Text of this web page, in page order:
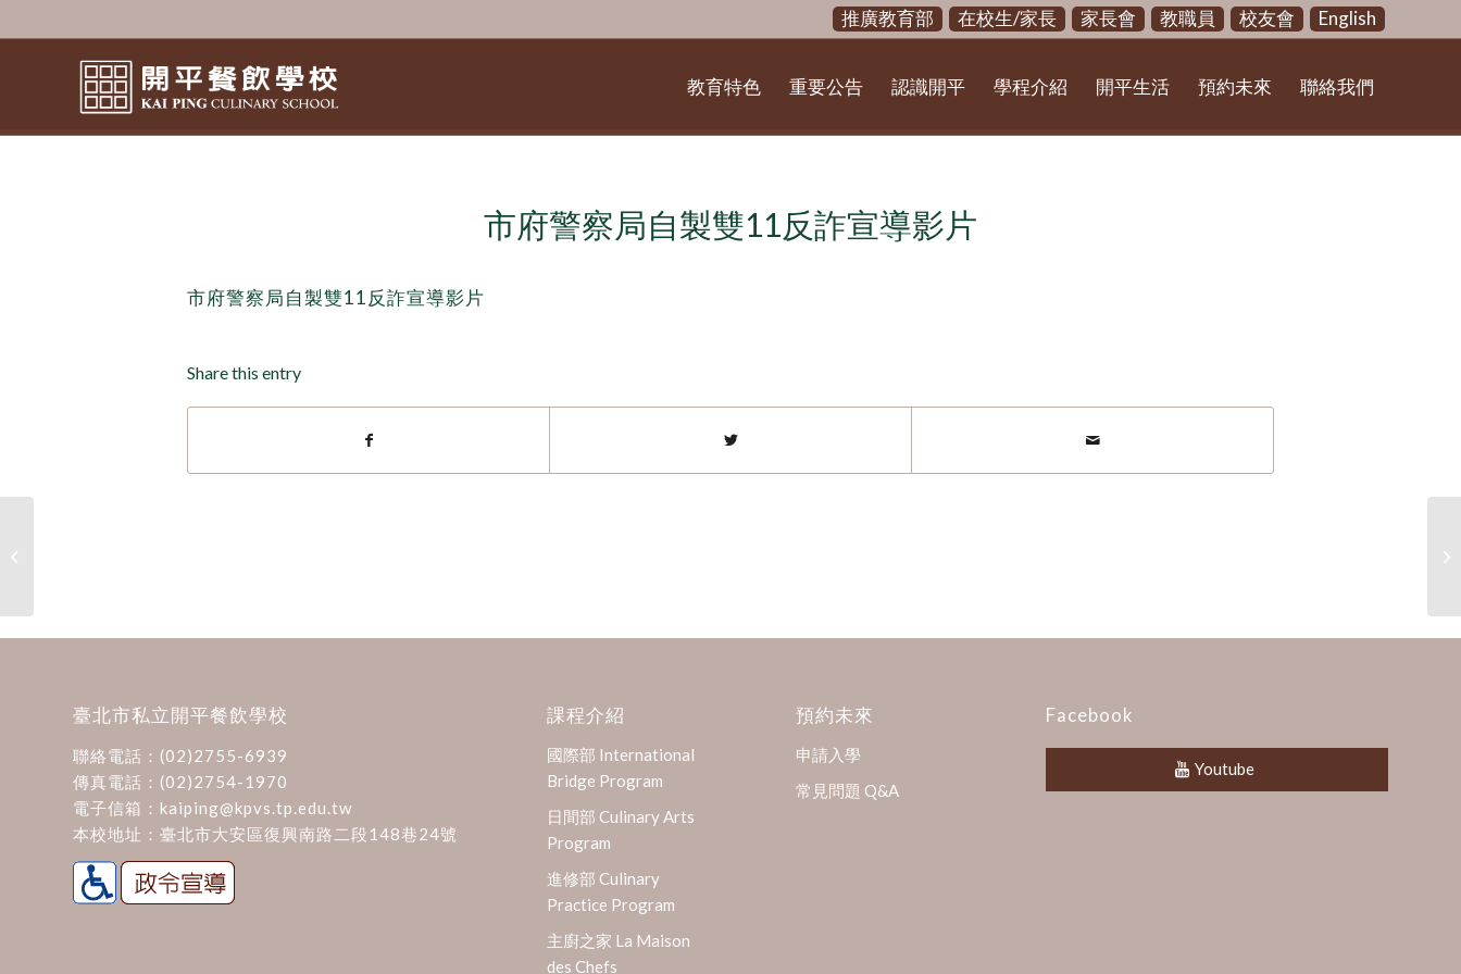
推廣教育部 在校生/家長 家長會 教職員 校友會 English
教育特色 重要公告 認識開平 學程介紹 開平生活 預約未來 聯絡我們
市府警察局自製雙11反詐宣導影片
市府警察局自製雙11反詐宣導影片
Share this entry
臺北市私立開平餐飲學校
聯絡電話： (02)2755-6939
傳真電話：(02)2754-1970
電子信箱： kaiping@kpvs.tp.edu.tw
本校地址： 臺北市大安區復興南路二段148巷24號
課程介紹
國際部 International
Bridge Program
日間部 Culinary Arts
Program
進修部 Culinary
Practice Program
主廚之家 La Maison
des Chefs
預約未來
申請入學
常見問題 Q&A
Facebook
Youtube